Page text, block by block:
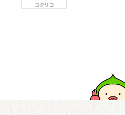
コクリコ